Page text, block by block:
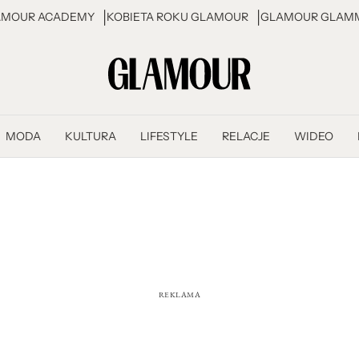
ACADEMY KOBIETA ROKU GLAMOUR GLAMOUR
MODA KULTURA LIFESTYLE RELACJE WIDEO